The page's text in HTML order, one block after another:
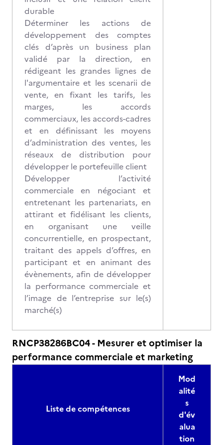
durable
Déterminer les actions de
développement des comptes
clés d’après un business plan
validé par la direction, en
rédigeant les grandes lignes de
l'argumentaire et les scenarii de
vente, en fixant les tarifs, les
marges, les accords
commerciaux, les accords-cadres
et en définissant les moyens
d’administration des ventes, les
réseaux de distribution pour
développer le portefeuille client
Développer l’activité
commerciale en négociant et
entretenant les partenariats, en
attirant et fidélisant les clients,
en organisant une veille
concurrentielle, en prospectant,
traitant des appels d’offres, en
participant et en animant des
évènements, afin de développer
la performance commerciale et
l’image de l’entreprise sur le(s)
marché(s)
RNCP38286BC04 - Mesurer et optimiser la
performance commerciale et marketing
Liste de compétences
Mod
alité
s
d'év
alua
tion